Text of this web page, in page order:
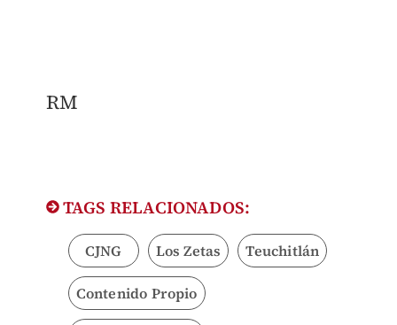
RM
TAGS RELACIONADOS:
CJNG Los Zetas Teuchitlán
Contenido Propio